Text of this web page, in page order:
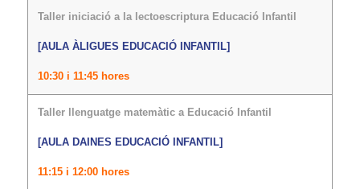
Taller iniciació a la lectoescriptura Educació Infantil
[AULA ÀLIGUES EDUCACIÓ INFANTIL]
10:30 i 11:45 hores
Taller llenguatge matemàtic a Educació Infantil
[AULA DAINES EDUCACIÓ INFANTIL]
11:15 i 12:00 hores